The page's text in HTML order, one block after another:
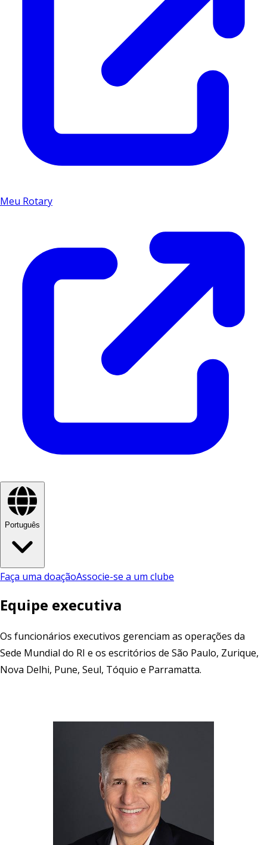
Meu Rotary
Português
Faça uma doaçãoAssocie-se a um clube
Equipe executiva
Os funcionários executivos gerenciam as operações da
Sede Mundial do RI e os escritórios de São Paulo, Zurique,
Nova Delhi, Pune, Seul, Tóquio e Parramatta.